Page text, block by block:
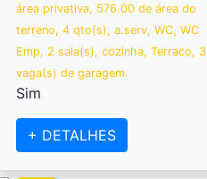
área privativa, 576.00 de área do
terreno, 4 qto(s), a.serv, WC, WC
Emp, 2 sala(s), cozinha, Terraco, 3
vaga(s) de garagem.
Sim
+ DETALHES